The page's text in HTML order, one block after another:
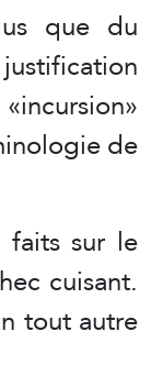
que du
de
sur le
cuisant.
tout autre